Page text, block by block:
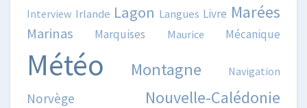
Interview Irlande Lagon Langues Livre Marées
Marinas Marquises Maurice Mécanique
Météo Montagne Navigation
Norvège Nouvelle-Calédonie